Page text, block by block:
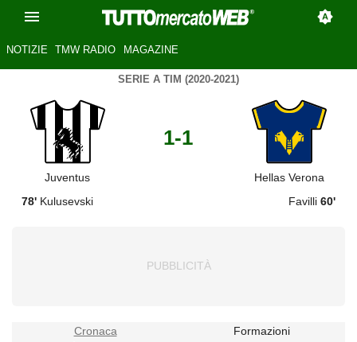
NOTIZIE TMW RADIO MAGAZINE
SERIE A TIM (2020-2021)
Juventus
1-1
Hellas Verona
78' Kulusevski Favilli 60'
Cronaca Formazioni